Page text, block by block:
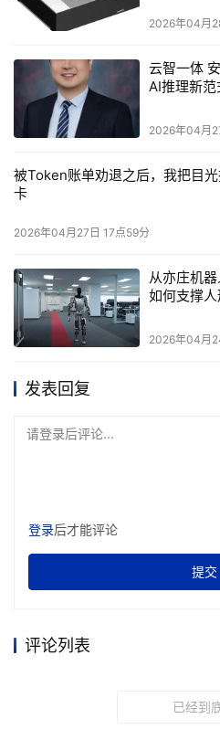
2026年04月
云智一体
AI推理新范
2026年04月
被Token账单劝退之后，我把目
卡
2026年04月27日 17点59分
从亦庄机
如何支撑
2026年04月
发表回复
请登录后评论...
登录后才能评论
提交
评论列表
已经到